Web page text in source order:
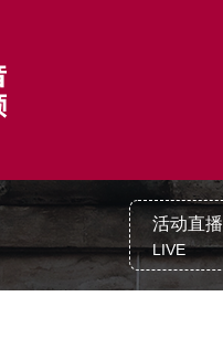
活动直播
LIVE